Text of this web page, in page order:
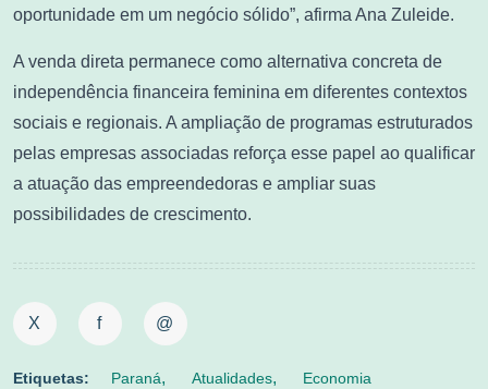
oportunidade em um negócio sólido”, afirma Ana Zuleide.
A venda direta permanece como alternativa concreta de
independência financeira feminina em diferentes contextos
sociais e regionais. A ampliação de programas estruturados
pelas empresas associadas reforça esse papel ao qualificar
a atuação das empreendedoras e ampliar suas
possibilidades de crescimento.
X f @
Etiquetas: Paraná Atualidades Economia